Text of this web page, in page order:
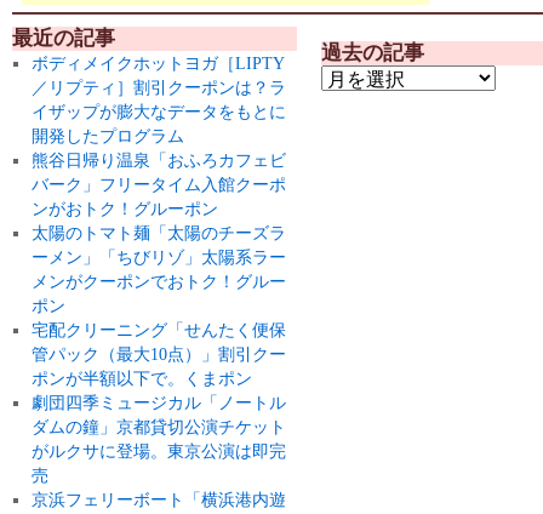
最近の記事
ボディメイクホットヨガ［LIPTY
／リプティ］割引クーポンは？ラ
イザップが膨大なデータをもとに
開発したプログラム
熊谷日帰り温泉「おふろカフェビ
バーク」フリータイム入館クーポ
ンがおトク！グルーポン
太陽のトマト麺「太陽のチーズラ
ーメン」「ちびリゾ」太陽系ラー
メンがクーポンでおトク！グルー
ポン
宅配クリーニング「せんたく便保
管パック（最大10点）」割引クー
ポンが半額以下で。くまポン
劇団四季ミュージカル「ノートル
ダムの鐘」京都貸切公演チケット
がルクサに登場。東京公演は即完
売
京浜フェリーボート「横浜港内遊
過去の記事